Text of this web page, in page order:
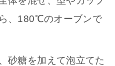
、180℃のオーブンで
砂糖を加えて泡立てた